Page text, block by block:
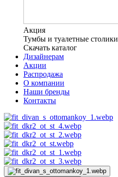
Акция
Тумбы и туалетные столики
Скачать каталог
Дизайнерам
Акции
Распродажа
О компании
Наши бренды
Контакты